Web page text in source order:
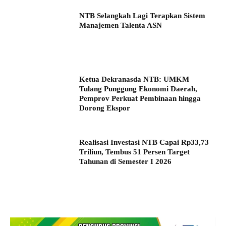
NTB Selangkah Lagi Terapkan Sistem
Manajemen Talenta ASN
Ketua Dekranasda NTB: UMKM
Tulang Punggung Ekonomi Daerah,
Pemprov Perkuat Pembinaan hingga
Dorong Ekspor
Realisasi Investasi NTB Capai Rp33,73
Triliun, Tembus 51 Persen Target
Tahunan di Semester I 2026